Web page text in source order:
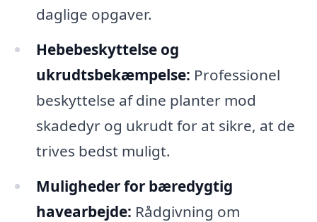
daglige opgaver.
Hebebeskyttelse og
ukrudtsbekæmpelse: Professionel
beskyttelse af dine planter mod
skadedyr og ukrudt for at sikre, at de
trives bedst muligt.
Muligheder for bæredygtig
havearbejde: Rådgivning om